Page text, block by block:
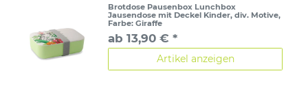
Brotdose Pausenbox Lunchbox
Jausendose mit Deckel Kinder, div. Motive,
Farbe: Giraffe
ab 13,90 € *
Artikel anzeigen